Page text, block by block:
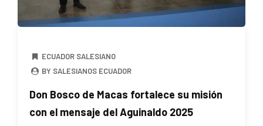
ECUADOR SALESIANO
BY SALESIANOS ECUADOR
Don Bosco de Macas fortalece su misión
con el mensaje del Aguinaldo 2025